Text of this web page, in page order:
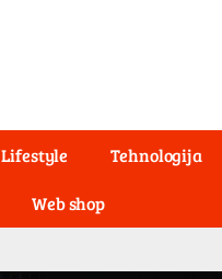
Lifestyle Tehnologija
Web shop